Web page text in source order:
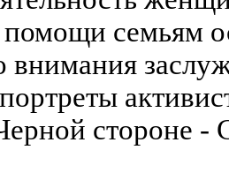
помощи семьям
внимания
стороне